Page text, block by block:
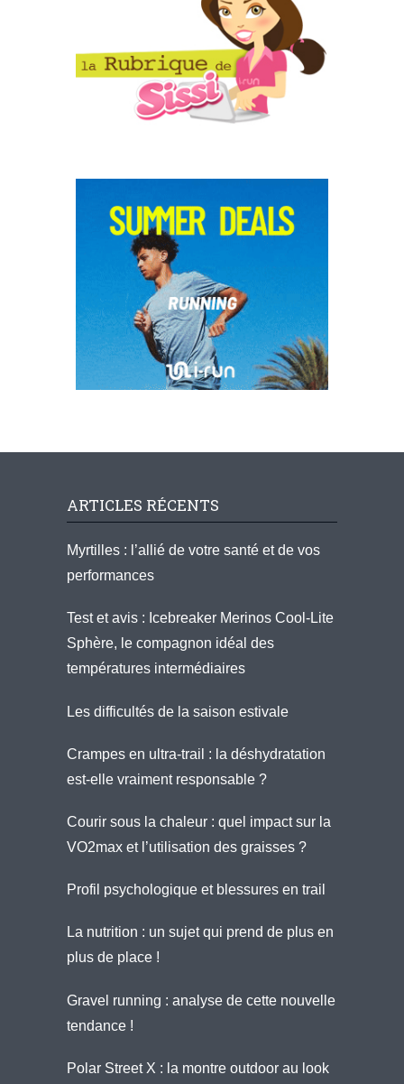
ARTICLES RÉCENTS
Myrtilles : l’allié de votre santé et de vos
performances
Test et avis : Icebreaker Merinos Cool-Lite
Sphère, le compagnon idéal des
températures intermédiaires
Les difficultés de la saison estivale
Crampes en ultra-trail : la déshydratation
est-elle vraiment responsable ?
Courir sous la chaleur : quel impact sur la
VO2max et l’utilisation des graisses ?
Profil psychologique et blessures en trail
La nutrition : un sujet qui prend de plus en
plus de place !
Gravel running : analyse de cette nouvelle
tendance !
Polar Street X : la montre outdoor au look